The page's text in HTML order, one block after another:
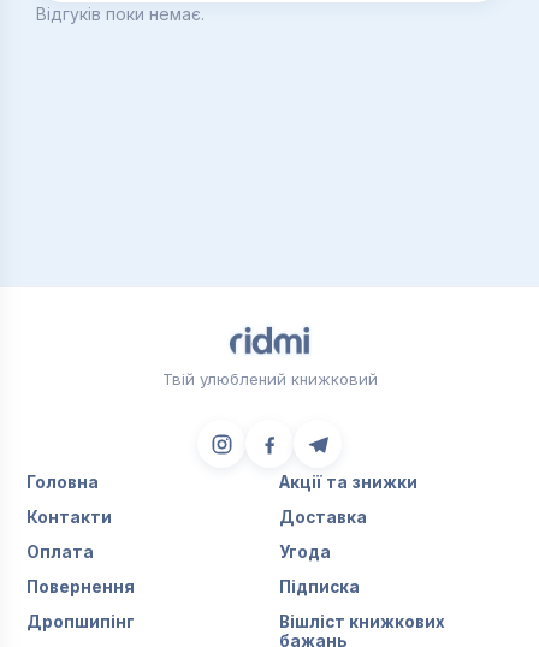
Відгуків поки немає.
Твій улюблений книжковий
Головна
Акції та знижки
Контакти
Доставка
Оплата
Угода
Повернення
Підписка
Дропшипінг
Вішліст книжкових
бажань